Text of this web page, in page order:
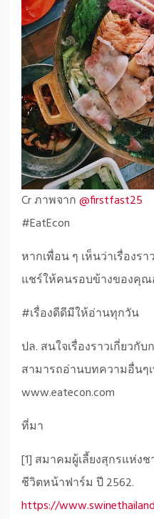
Cr ภาพจาก@firstfast25
#EatEcon
หากเพื่อน ๆ เห็นว่าเรื่องร
แชร์ให้คนรอบข้างของคุณ
#เรื่องดีดีมีให้อ่านทุกวัน
ปล. สนใจเรื่องราวเกี่ยวกั
สามารถอ่านบทความอื่นๆ
www.eatecon.com
ที่มา
[1] สมาคมผู้เลี้ยงสุกรแห่ง
ชีวิตหน้าฟาร์ม ปี 2562.
https://